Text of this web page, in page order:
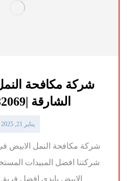
شركة مكافحة
الشارقة |0527282069
يناير 21, 2025
شركة مكافحة النمل الابيض
شركتنا افضل المبيدات
الابيض بايدى افضل